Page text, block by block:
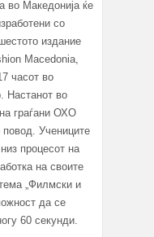
во Македонија ќе
со
издание
Macedonia,
часот во
Настанот во
граѓани ОХО
Учениците
процесот на
на своите
„Филмски и
да се
60 секунди.